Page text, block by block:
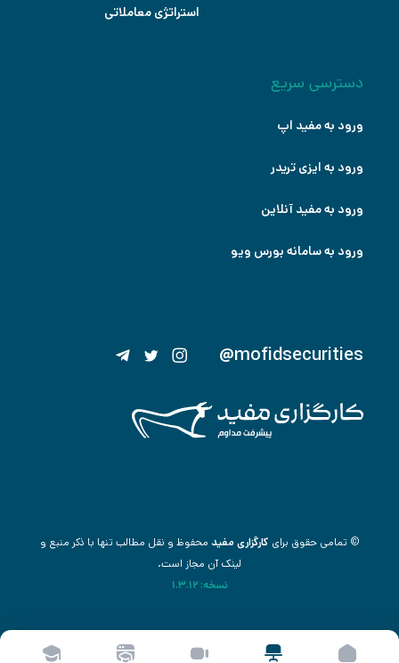
@mofidsecurities
استراتژی معاملاتی
دسترسی سریع
ورود به مفید اپ
ورود به ایزی تریدر
ورود به مفید آنلاین
ورود به سامانه بورس ویو
© تمامی حقوق برای کارگزاری مفید محفوظ و نقل مطالب تنها با ذکر منبع و
لینک آن مجاز است.
نسخه: 1.3.12